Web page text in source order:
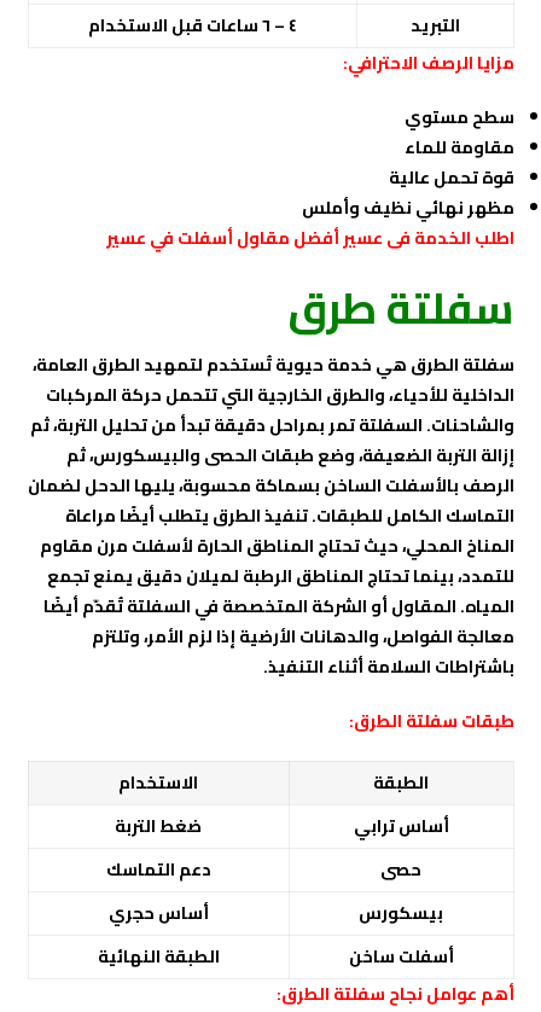
التبريد
٤ – ٦ ساعات قبل الاستخدام
مزايا الرصف الاحترافي:
سطح مستوي
مقاومة للماء
قوة تحمل عالية
مظهر نهائي نظيف وأملس
اطلب الخدمة فى عسيرأفضل مقاول أسفلت في عسير
سفلتة طرق
سفلتة الطرق هي خدمة حيوية تُستخدم لتمهيد الطرق العامة،
الداخلية للأحياء، والطرق الخارجية التي تتحمل حركة المركبات
والشاحنات. السفلتة تمر بمراحل دقيقة تبدأ من تحليل التربة، ثم
إزالة التربة الضعيفة، وضع طبقات الحصى والبيسكورس، ثم
الرصف بالأسفلت الساخن بسماكة محسوبة، يليها الدحل لضمان
التماسك الكامل للطبقات. تنفيذ الطرق يتطلب أيضًا مراعاة
المناخ المحلي، حيث تحتاج المناطق الحارة لأسفلت مرن مقاوم
للتمدد، بينما تحتاج المناطق الرطبة لميلان دقيق يمنع تجمع
المياه. المقاول أو الشركة المتخصصة في السفلتة تُقدّم أيضًا
معالجة الفواصل، والدهانات الأرضية إذا لزم الأمر، وتلتزم
باشتراطات السلامة أثناء التنفيذ.
طبقات سفلتة الطرق:
الطبقة
الاستخدام
أساس ترابي
ضغط التربة
حصى
دعم التماسك
بيسكورس
أساس حجري
أسفلت ساخن
الطبقة النهائية
أهم عوامل نجاح سفلتة الطرق: